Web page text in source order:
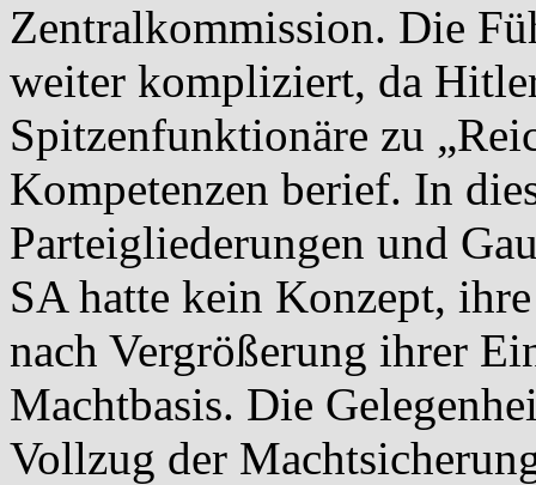
Zentralkommission. Die
weiter kompliziert, da
Spitzenfunktionäre zu
Kompetenzen berief. In
Parteigliederungen und
SA hatte kein Konzept,
nach Vergrößerung ihrer
Machtbasis. Die
Vollzug der